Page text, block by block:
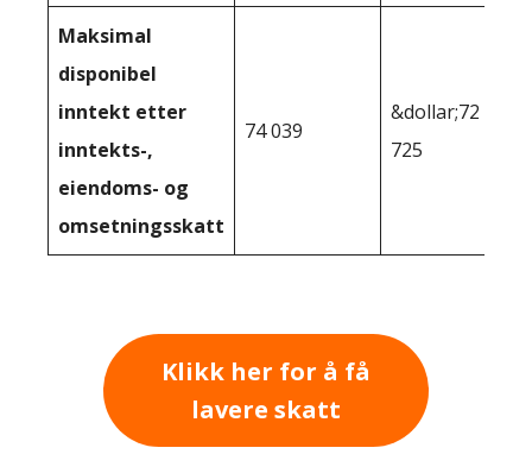
Maksimal
disponibel
inntekt etter
inntekts-,
eiendoms- og
omsetningsskatt
74 039
&dollar;72
725
Klikk her for å få
lavere skatt